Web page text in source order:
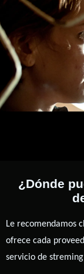
¿Dónde
Le recomendamos
ofrece cada
servicio de